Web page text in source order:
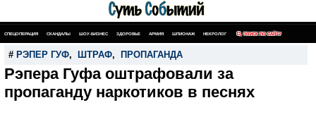
СПЕЦОПЕРАЦИЯ СКАНДАЛЫ ШОУ-БИЗНЕС ЗДОРОВЬЕ АРМИЯ ШПИОНАЖ НЕКРОЛОГ ПОИСК ПО САЙТУ
# РЭПЕР ГУФ, ШТРАФ, ПРОПАГАНДА
Рэпера Гуфа оштрафовали за
пропаганду наркотиков в песнях